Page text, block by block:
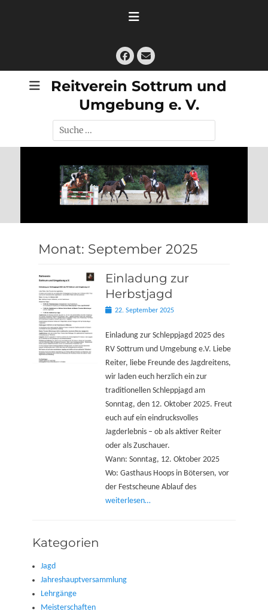
Facebook
E-
Mail
Reitverein Sottrum und
Umgebung e. V.
Suche
nach:
Monat: September 2025
Einladung zur
Herbstjagd
Posted22. September 2025
Einladung zur Schleppjagd 2025 des
RV Sottrum und Umgebung e.V. Liebe
Reiter, liebe Freunde des Jagdreitens,
wir laden euch herzlich ein zur
traditionellen Schleppjagd am
Sonntag, den 12. Oktober 2025. Freut
euch auf ein eindrucksvolles
Jagderlebnis – ob als aktiver Reiter
oder als Zuschauer.
Wann: Sonntag, 12. Oktober 2025
Wo: Gasthaus Hoops in Bötersen, vor
der Festscheune Ablauf des
weiterlesen…
Kategorien
Jagd
Jahreshauptversammlung
Lehrgänge
Meisterschaften